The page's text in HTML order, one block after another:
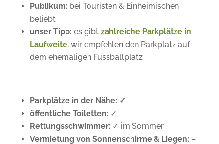
Publikum: bei Touristen & Einheimischen
beliebt
unser Tipp: es gibt zahlreiche Parkplätze in
Laufweite, wir empfehlen den Parkplatz auf
dem ehemaligen Fussballplatz
Parkplätze in der Nähe: ✓
öffentliche Toiletten: ✓
Rettungsschwimmer: ✓ im Sommer
Vermietung von Sonnenschirme & Liegen: –